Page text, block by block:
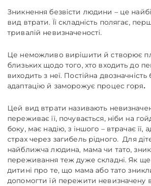
Зникнення безвісти людини – це
вид втрати. Її складність полягає,
тривалій невизначеності.
Це неможливо вирішити й створює
близьких щодо того, хто входить до
виходить з неї. Постійна двозначність
адаптацію й заморожує процес горя.
Цей вид втрати називають
переживає її, почувається, ніби на
боку, має надію, з іншого – втрачає
страх через загибель рідного. Для
найближча людина, мама чи тато,
переживання теж дуже складні. Як
дитині про те, що мама або тато
допомогти їй пережити невизначену